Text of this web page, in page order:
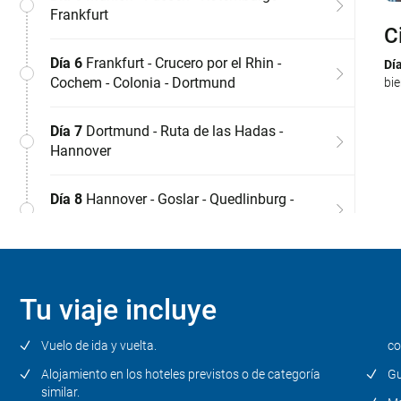
Frankfurt
Día 6 Frankfurt - Crucero por el Rhin -
Cochem - Colonia - Dortmund
Día 7 Dortmund - Ruta de las Hadas -
Hannover
Día 8 Hannover - Goslar - Quedlinburg -
en
Tu viaje incluye
Vuelo de ida y vuelta.
Alojamiento en los hoteles previstos o de categoría
similar.